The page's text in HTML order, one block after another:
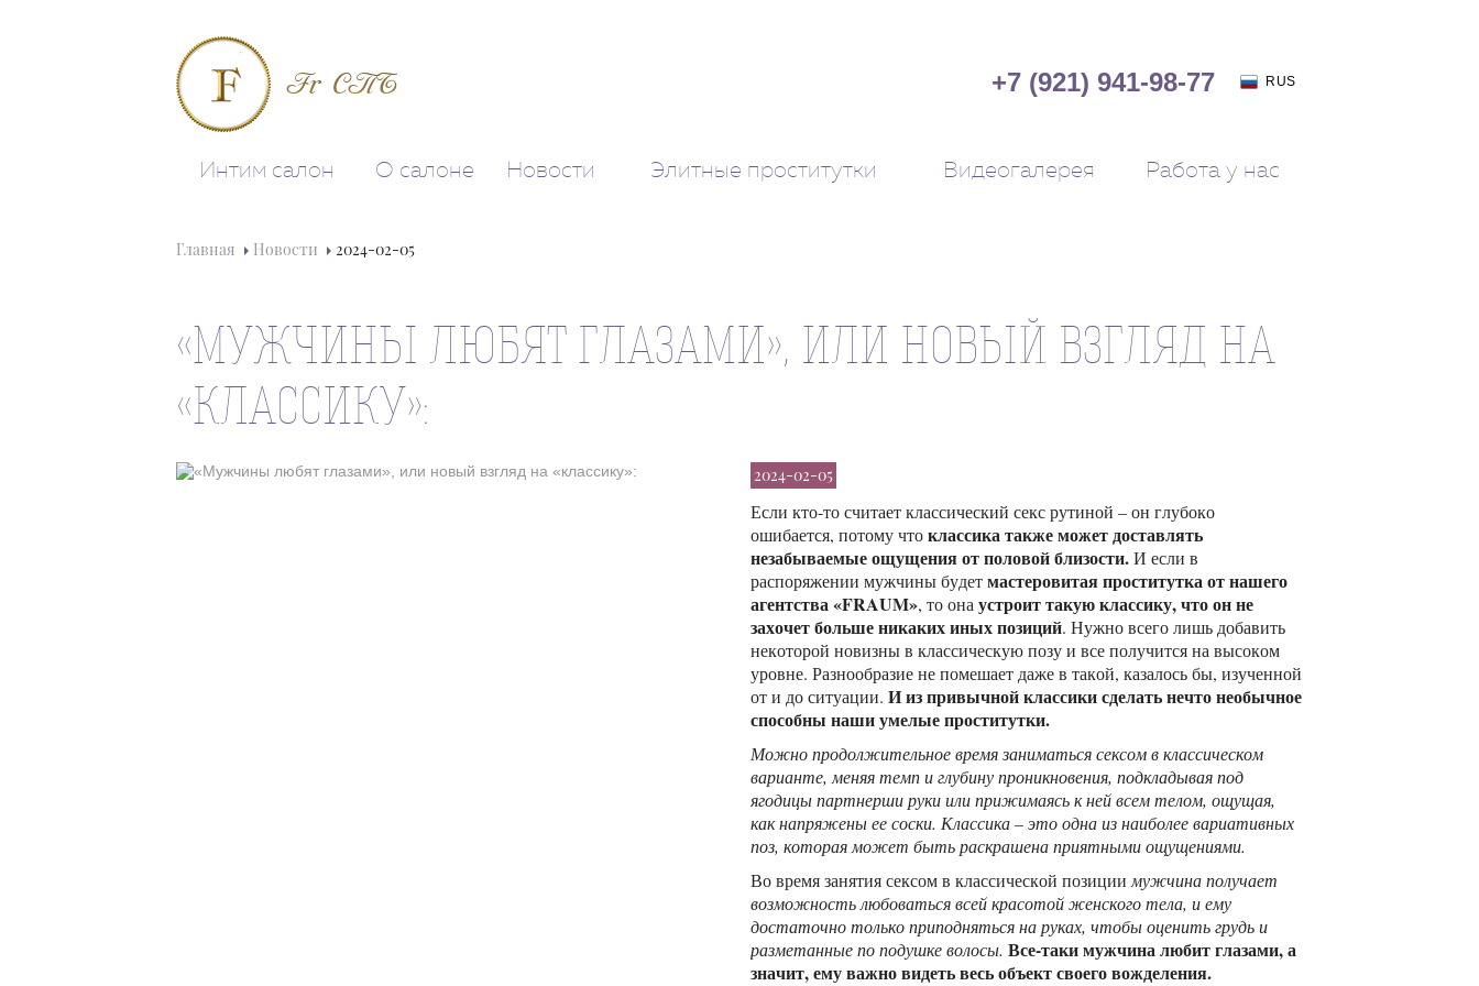
Fr СПБ +7 (921) 941-98-77 RUS
Интим салон О салоне Новости Элитные проститутки Видеогалерея Работа у нас
Главная Новости 2024-02-05
«МУЖЧИНЫ ЛЮБЯТ ГЛАЗАМИ», ИЛИ НОВЫЙ ВЗГЛЯД НА
«КЛАССИКУ»:
2024-02-05
Если кто-то считает классический секс рутиной – он глубоко
ошибается, потому чтоклассика также может доставлять
незабываемые ощущения от половой близости.И если в
распоряжении мужчины будетмастеровитая проститутка от нашего
агентства «FRAUM», то онаустроит такую классику, что он не
захочет больше никаких иных позиций. Нужно всего лишь добавить
некоторой новизны в классическую позу и все получится на высоком
уровне. Разнообразие не помешает даже в такой, казалось бы, изученной
от и до ситуации.И из привычной классики сделать нечто необычное
способны наши умелые проститутки.
Можно продолжительное время заниматься сексом в классическом
варианте, меняя темп и глубину проникновения, подкладывая под
ягодицы партнерши руки или прижимаясь к ней всем телом, ощущая,
как напряжены ее соски. Классика – это одна из наиболее вариативных
поз, которая может быть раскрашена приятными ощущениями.
Во время занятия сексом в классической позициимужчина получает
возможность любоваться всей красотой женского тела, и ему
достаточно только приподняться на руках, чтобы оценить грудь и
разметанные по подушке волосы. Все-таки мужчина любит глазами, а
значит, ему важно видеть весь объект своего вожделения.